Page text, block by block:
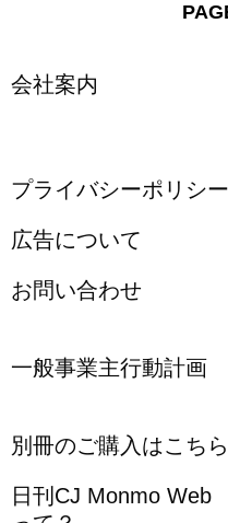
会社案内
プライバシーポリシー
広告について
お問い合わせ
一般事業主行動計画
別冊のご購入はこちら
日刊CJ Monmo Web